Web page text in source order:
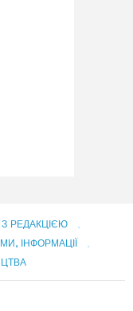
З РЕДАКЦІЄЮ
ІНФОРМАЦІЇ